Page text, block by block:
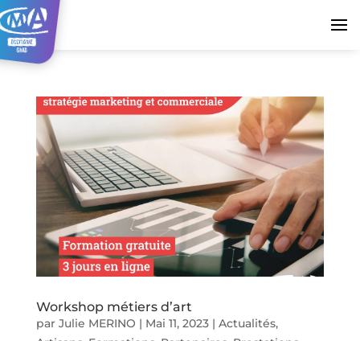
Workshop métiers d’art
par Julie MERINO | Mai 11, 2023| Actualités,